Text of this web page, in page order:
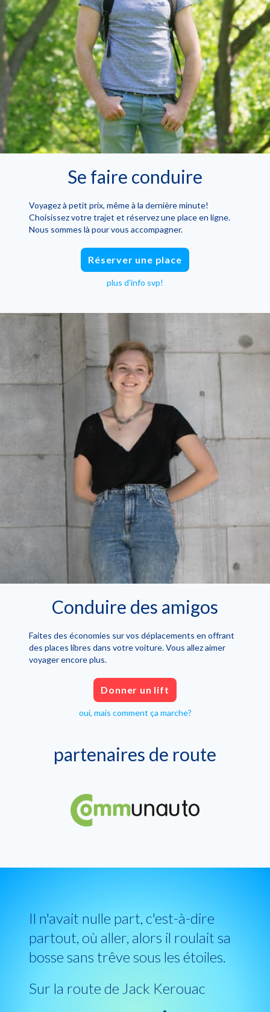
Se faire conduire
Voyagez à petit prix, même à la dernière minute!
Choisissez votre trajet et réservez une place en ligne.
Nous sommes là pour vous accompagner.
Réserver une place
plus d'info svp!
Conduire des amigos
Faites des économies sur vos déplacements en offrant
des places libres dans votre voiture. Vous allez aimer
voyager encore plus.
Donner un lift
oui, mais comment ça marche?
partenaires de route
Il n'avait nulle part, c'est-à-dire
partout, où aller, alors il roulait sa
bosse sans trêve sous les étoiles.
Sur la route de Jack Kerouac